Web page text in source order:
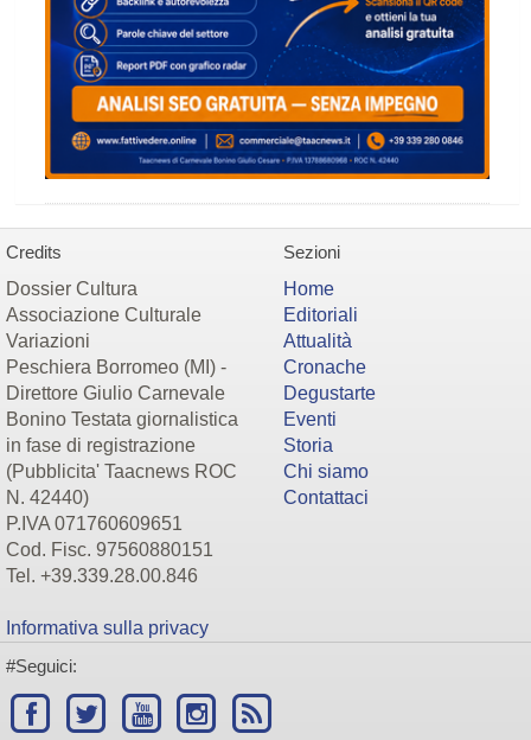
Credits
Dossier Cultura
Associazione Culturale
Variazioni
Peschiera Borromeo (MI) -
Direttore Giulio Carnevale
Bonino Testata giornalistica
in fase di registrazione
(Pubblicita' Taacnews ROC
N. 42440)
P.IVA 071760609651
Cod. Fisc. 97560880151
Tel. +39.339.28.00.846
Informativa sulla privacy
Sezioni
Home
Editoriali
Attualità
Cronache
Degustarte
Eventi
Storia
Chi siamo
Contattaci
#Seguici: